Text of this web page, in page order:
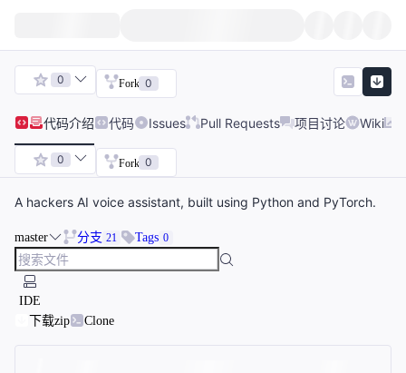
0 Fork 0
代码介绍 代码 Issues Pull Requests 项目讨论 Wiki
0 Fork 0
A hackers AI voice assistant, built using Python and PyTorch.
master 分支 21 Tags 0
IDE
下载zip
Clone